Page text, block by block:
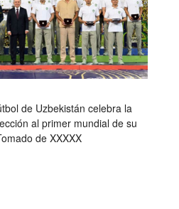
de Uzbekistán celebra la
al primer mundial de su
de XXXXX